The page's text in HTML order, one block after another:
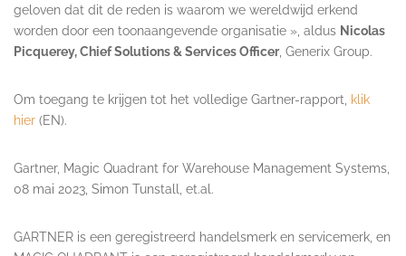
geloven dat dit de reden is waarom we wereldwijd erkend
worden door een toonaangevende organisatie », aldus Nicolas
Picquerey, Chief Solutions & Services Officer, Generix Group.
Om toegang te krijgen tot het volledige Gartner-rapport,
klik
hier (EN).
Gartner, Magic Quadrant for Warehouse Management Systems,
08 mai 2023, Simon Tunstall, et.al.
GARTNER is een geregistreerd handelsmerk en servicemerk, en